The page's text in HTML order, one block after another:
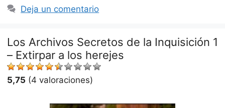
Deja un comentario
Los Archivos Secretos de la Inquisición 1
– Extirpar a los herejes
5,75 (4 valoraciones)